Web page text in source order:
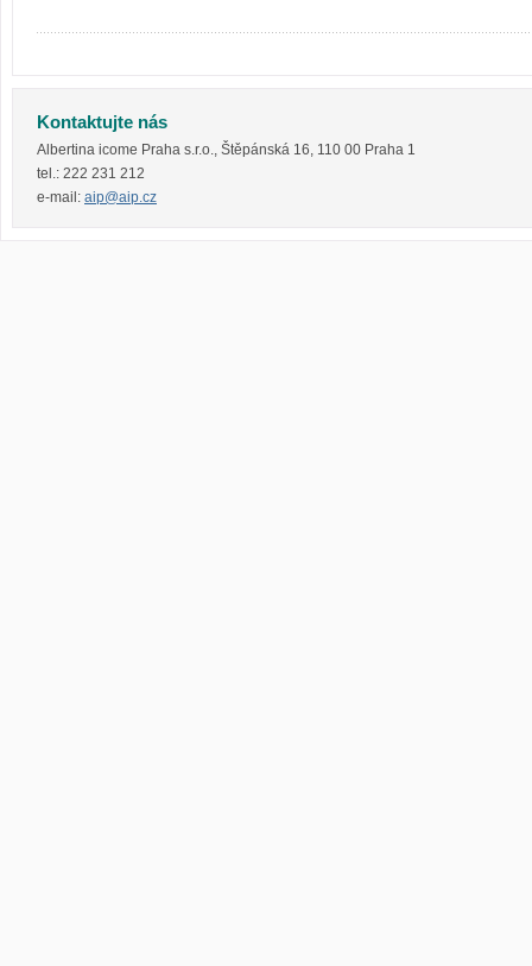
Kontaktujte nás
Albertina icome Praha s.r.o., Štěpánská 16, 110 00 Praha 1
tel.: 222 231 212
e-mail: aip@aip.cz